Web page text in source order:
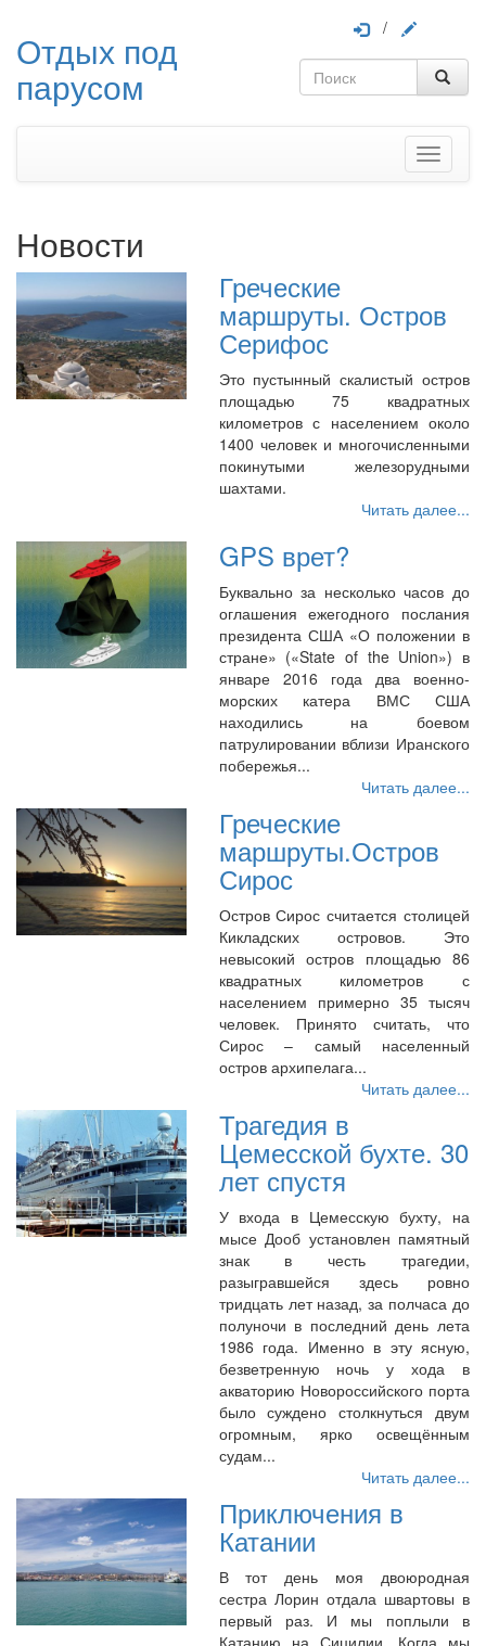
Отдых под
парусом
/
Меню
Новости
Греческие
маршруты. Остров
Серифос
Это пустынный скалистый остров
площадью 75 квадратных
километров с населением около
1400 человек и многочисленными
покинутыми железорудными
шахтами.
Читать далее...
GPS врет?
Буквально за несколько часов до
оглашения ежегодного послания
президента США «О положении в
стране» («State of the Union») в
январе 2016 года два военно-
морских катера ВМС США
находились на боевом
патрулировании вблизи Иранского
побережья...
Читать далее...
Греческие
маршруты.Остров
Сирос
Остров Сирос считается столицей
Кикладских островов. Это
невысокий остров площадью 86
квадратных километров с
населением примерно 35 тысяч
человек. Принято считать, что
Сирос – самый населенный
остров архипелага...
Читать далее...
Трагедия в
Цемесской бухте. 30
лет спустя
У входа в Цемесскую бухту, на
мысе Дооб установлен памятный
знак в честь трагедии,
разыгравшейся здесь ровно
тридцать лет назад, за полчаса до
полуночи в последний день лета
1986 года. Именно в эту ясную,
безветренную ночь у хода в
акваторию Новороссийского порта
было суждено столкнуться двум
огромным, ярко освещённым
судам...
Читать далее...
Приключения в
Катании
В тот день моя двоюродная
сестра Лорин отдала швартовы в
первый раз. И мы поплыли в
Катанию на Сицилии. Когда мы